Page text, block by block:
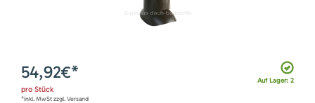
Auf Lager: 2
54,92€*
pro Stück
*inkl. MwSt zzgl. Versand